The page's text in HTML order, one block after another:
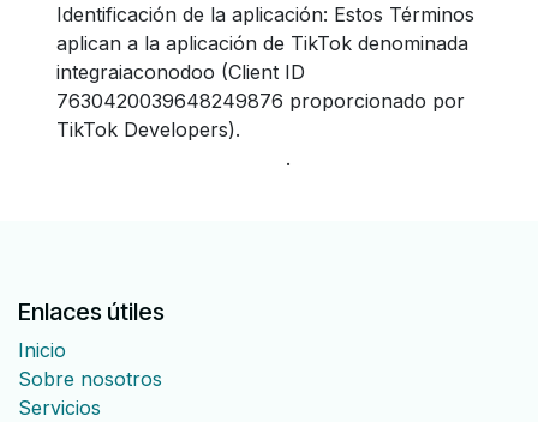
Identificación de la aplicación: Estos Términos
aplican a la aplicación de TikTok denominada
integraiaconodoo (Client ID
7630420039648249876 proporcionado por
TikTok Developers).
.
Enlaces útiles
Inicio
Sobre nosotros
Servicios